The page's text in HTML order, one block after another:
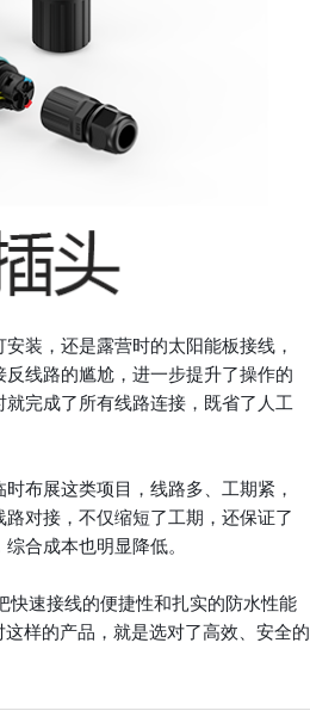
装，还是露营时的太阳能板接线，
线路的尴尬，进一步提升了操作的
完成了所有线路连接，既省了人工
布展这类项目，线路多、工期紧，
对接，不仅缩短了工期，还保证了
合成本也明显降低。
快速接线的便捷性和扎实的防水性能
样的产品，就是选对了高效、安全的